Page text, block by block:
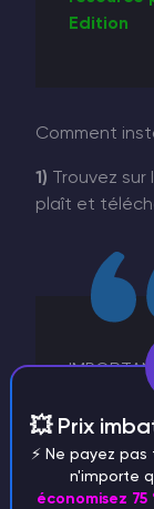
Edition
Comment
1) Trouvez
plaît et
IMPORTANT
Assurez-
💥 Prix
⚡️ Ne payez
n'importe
économisez